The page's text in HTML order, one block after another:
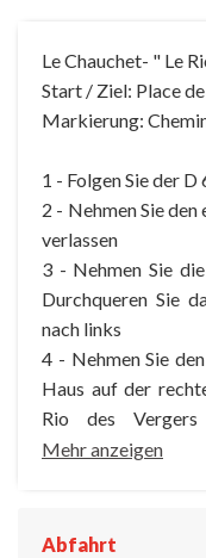
Le Chauchet- " Le
Start / Ziel: Place
Markierung:
1 - Folgen Sie der
2 - Nehmen Sie
verlassen
3 - Nehmen Sie
Durchqueren Sie
nach links
4 - Nehmen Sie
Haus auf der
Rio des
Mehr anzeigen
Abfahrt